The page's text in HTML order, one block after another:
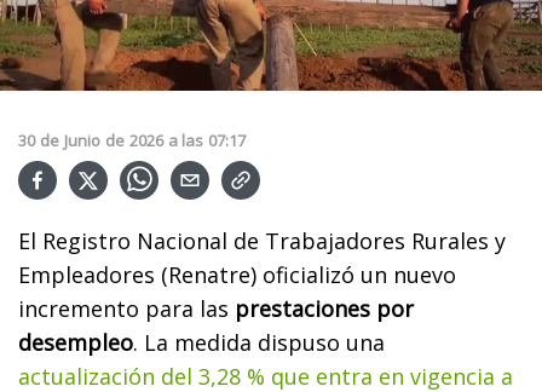
30 de Junio de 2026 a las 07:17
El Registro Nacional de Trabajadores Rurales y
Empleadores (Renatre) oficializó un nuevo
incremento para las prestaciones por
desempleo. La medida dispuso una
actualización del 3,28 % que entra en vigencia a